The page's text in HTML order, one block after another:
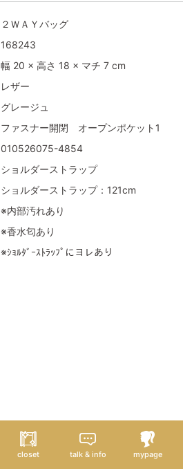
２ＷＡＹバッグ
168243
幅 20 × 高さ 18 × マチ 7 cm
レザー
グレージュ
ファスナー開閉 オープンポケット1
010526075-4854
ショルダーストラップ
ショルダーストラップ：121cm
※内部汚れあり
※香水匂あり
※ｼｮﾙﾀﾞｰｽﾄﾗｯﾌﾟにヨレあり
closet talk & info mypage